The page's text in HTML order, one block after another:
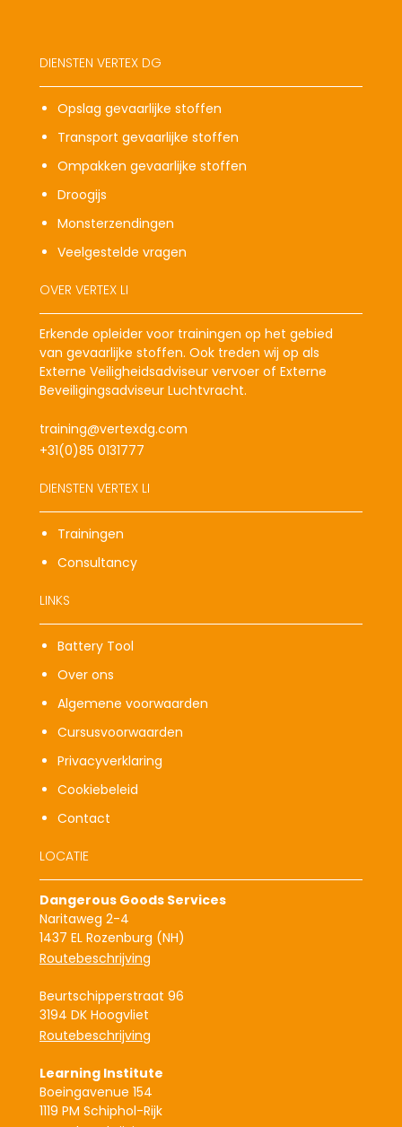
DIENSTEN VERTEX DG
Opslag gevaarlijke stoffen
Transport gevaarlijke stoffen
Ompakken gevaarlijke stoffen
Droogijs
Monsterzendingen
Veelgestelde vragen
OVER VERTEX LI
Erkende opleider voor trainingen op het gebied
van gevaarlijke stoffen. Ook treden wij op als
Externe Veiligheidsadviseur vervoer of Externe
Beveiligingsadviseur Luchtvracht.
training@vertexdg.com
+31(0)85 0131777
DIENSTEN VERTEX LI
Trainingen
Consultancy
LINKS
Battery Tool
Over ons
Algemene voorwaarden
Cursusvoorwaarden
Privacyverklaring
Cookiebeleid
Contact
LOCATIE
Dangerous Goods Services
Naritaweg 2-4
1437 EL Rozenburg (NH)
Routebeschrijving
Beurtschipperstraat 96
3194 DK Hoogvliet
Routebeschrijving
Learning Institute
Boeingavenue 154
1119 PM Schiphol-Rijk